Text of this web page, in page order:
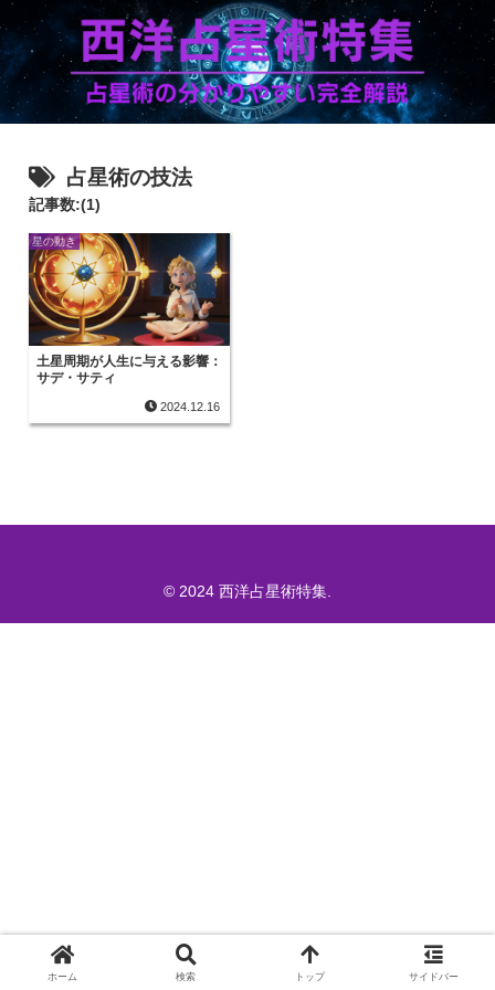
占星術の技法
記事数:(1)
星の動き
土星周期が人生に与える影響：
サデ・サティ
2024.12.16
© 2024 西洋占星術特集.
ホーム 検索 トップ サイドバー